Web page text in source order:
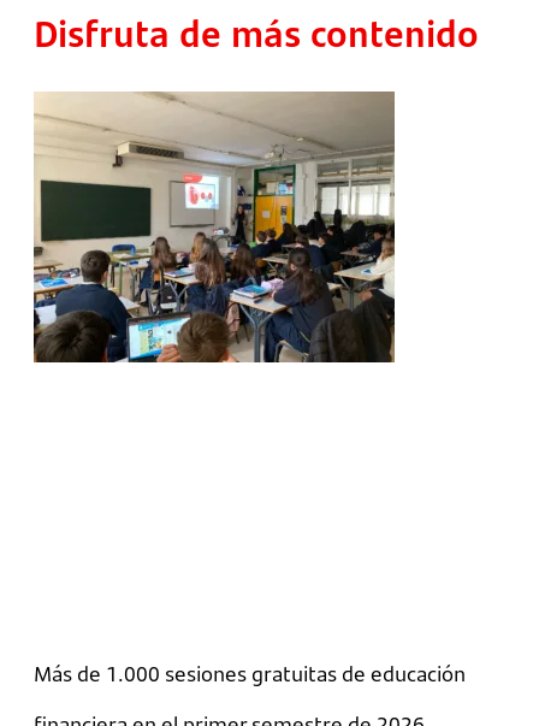
Disfruta de más contenido
Más de 1.000 sesiones gratuitas de educación